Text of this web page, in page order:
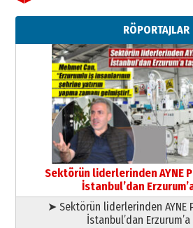
Ahmed Yesevi’den bir
”Reisimiz” idi… Hakka
26 Mart 2026 Perşembe
Cem Bakırcı
Ardında bıraktığı
gönül adamı Faruk
13 Mayıs 2026 Çarşamba
Esat BİNDESEN
Başkan Sekmen’den
bir vizyon proje daha!
02 Ağustos 2026 Pazar
RÖPORTAJLAR
Sektörün liderlerinden AYNE
İstanbul’dan
➤ Sektörün liderlerinden AYNE
İstanbul’dan Erzurum’a